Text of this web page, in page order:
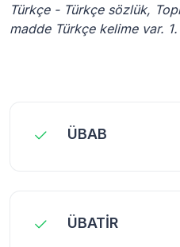
Türkçe - Türkçe sözlük,
madde Türkçe kelime var. 1.
ÜBAB
ÜBATİR